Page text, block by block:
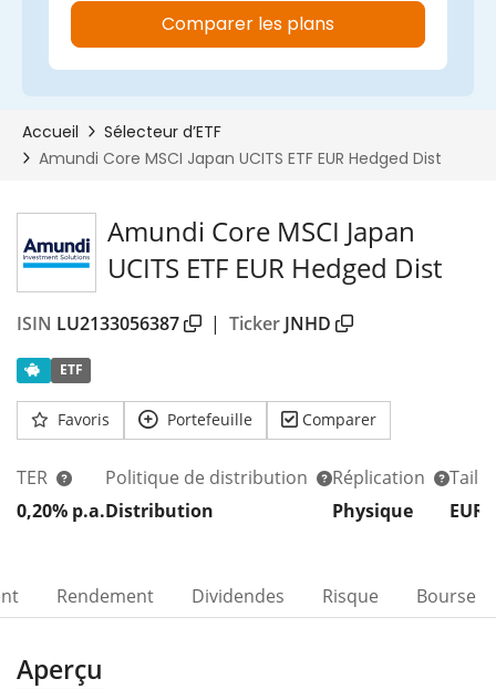
Amundi Core MSCI Japan
UCITS ETF EUR Hedged Dist
ISIN LU2133056387 | Ticker JNHD
ETF
Favoris Portefeuille Comparer
TER
0,20% p.a.
Politique de distribution
Distribution
Réplication
Physique
EUR
Rendement Dividendes Risque Bourse
Aperçu